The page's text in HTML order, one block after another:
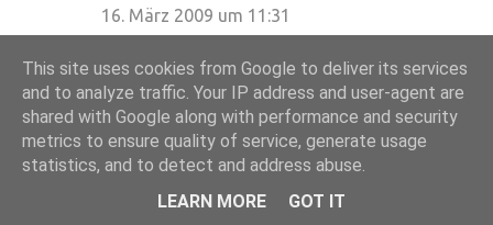
16. März 2009 um 11:31
Carahat gesagt…
Danke für die Möglichkeit zur Einsicht und
die Erläuterungen zu Deiner Praxis des
Follower Handlings.
Sicher setzt jeder andere Schwerpunkte und
hat auch für seinen eigenen Auftritt bei
This site uses cookies from Google to deliver its services
and to analyze traffic. Your IP address and user-agent are
shared with Google along with performance and security
metrics to ensure quality of service, generate usage
statistics, and to detect and address abuse.
LEARN MORE
GOT IT